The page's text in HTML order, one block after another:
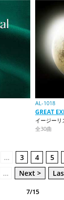
AL-1018
GREAT
イージーリ
全30曲
… 3 4 5
… Next >
7/15